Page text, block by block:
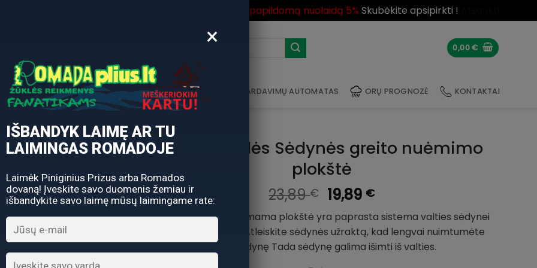
su Nuolaidos kodu "VASARA" gausite papildomą nuolaidą 5% Skubėkite apsipirkti !
0,00€
DOVANŲ KUPONAS DOVANŲ IDĖJOS PARDAVIMŲ AUTOMATAS ORŲ PROGNOZĖ KONTAKTAI
Valties kėdės Sėdynės greito nuėmimo
plokštė
23,89€ Original
price
was:
23,89 €.
19,89 €Current
price
is:
19,89 €.
Ši sėdynė greitai nuimama plokštė yra paprasta sistema valties sėdynei
nuimti nuo valties. Atleiskite sėdynės užraktą, kad lengvai nuimtumėte
valties sėdynę Tada sėdynę galima išimti iš valties.
×
IŠBANDYK LAIMĘ AR TU
LAIMINGAS ROMADOJE
Laimėk Piniginius Prizus arba Romados
dovaną! Įveskite savo duomenis žemiau ir
išbandykite savo laimę mūsų laimingame rate: